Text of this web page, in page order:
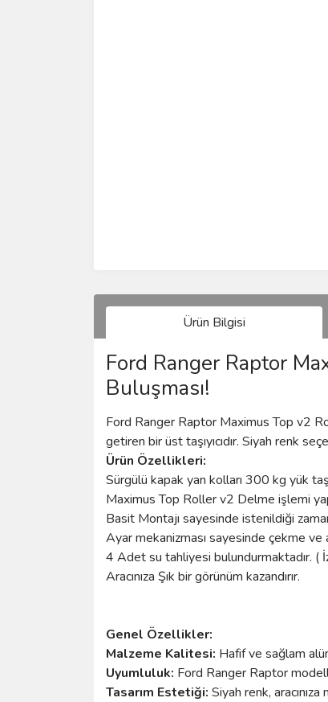
Ürün Bilgisi
Ford Ranger Raptor
Buluşması!
Ford Ranger Raptor Maximus Top v2
getiren bir üst taşıyıcıdır. Siyah renk
Ürün Özellikleri:
Sürgülü kapak yan kolları 300 kg yük
Maximus Top Roller v2 Delme işlemi
Basit Montajı sayesinde istenildiği zaman
Ayar mekanizması sayesinde çekme ve
4 Adet su tahliyesi bulundurmaktadır. (
Aracınıza Şık bir görünüm kazandırır.
Genel Özellikler:
Malzeme Kalitesi: Hafif ve sağlam
Uyumluluk: Ford Ranger Raptor
Tasarım Estetiği: Siyah renk,